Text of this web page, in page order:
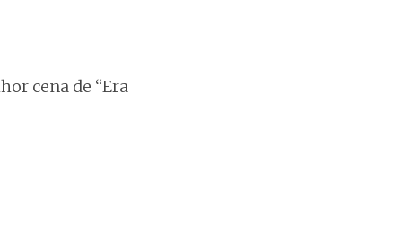
cena de “Era